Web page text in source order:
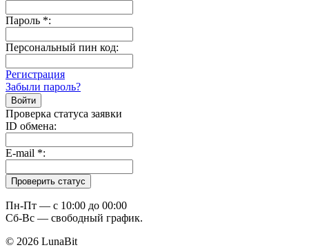
Пароль *:
Персональный пин код:
Регистрация
Забыли пароль?
Проверка статуса заявки
ID обмена:
E-mail *:
Пн-Пт — c 10:00 до 00:00
Сб-Вс — свободный график.
© 2026 LunaBit